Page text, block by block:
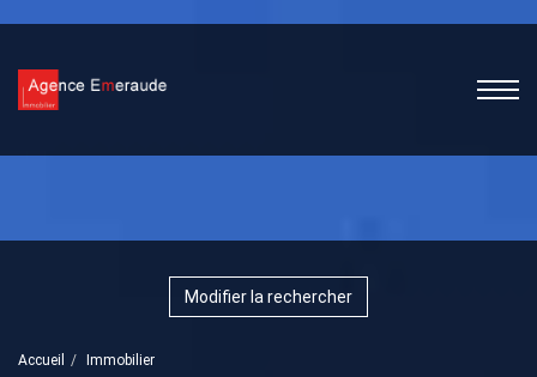
Modifier la rechercher
Accueil Immobilier